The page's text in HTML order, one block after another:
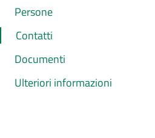
Persone
Contatti
Documenti
Ulteriori informazioni